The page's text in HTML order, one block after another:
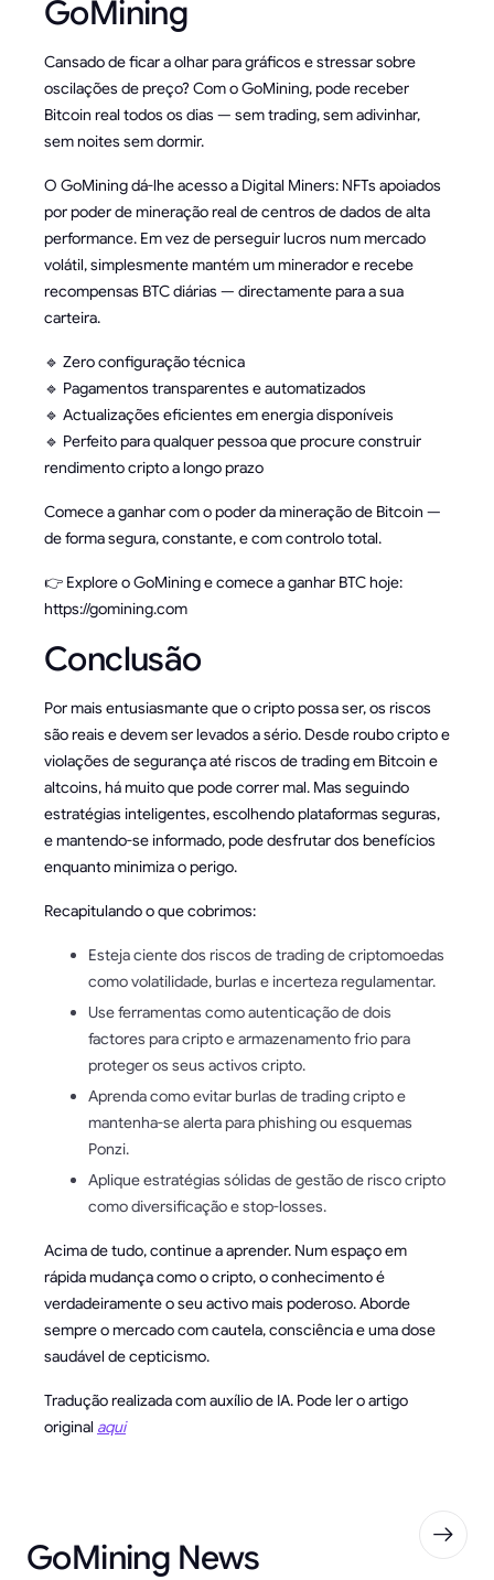
GoMining
Cansado de ficar a olhar para gráficos e stressar sobre
oscilações de preço? Com o GoMining, pode receber
Bitcoin real todos os dias — sem trading, sem adivinhar,
sem noites sem dormir.
O GoMining dá-lhe acesso a Digital Miners: NFTs apoiados
por poder de mineração real de centros de dados de alta
performance. Em vez de perseguir lucros num mercado
volátil, simplesmente mantém um minerador e recebe
recompensas BTC diárias — directamente para a sua
carteira.
🔹 Zero configuração técnica
🔹 Pagamentos transparentes e automatizados
🔹 Actualizações eficientes em energia disponíveis
🔹 Perfeito para qualquer pessoa que procure construir
rendimento cripto a longo prazo
Comece a ganhar com o poder da mineração de Bitcoin —
de forma segura, constante, e com controlo total.
👉 Explore o GoMining e comece a ganhar BTC hoje:
https://gomining.com
Conclusão
Por mais entusiasmante que o cripto possa ser, os riscos
são reais e devem ser levados a sério. Desde roubo cripto e
violações de segurança até riscos de trading em Bitcoin e
altcoins, há muito que pode correr mal. Mas seguindo
estratégias inteligentes, escolhendo plataformas seguras,
e mantendo-se informado, pode desfrutar dos benefícios
enquanto minimiza o perigo.
Recapitulando o que cobrimos:
Esteja ciente dos riscos de trading de criptomoedas
como volatilidade, burlas e incerteza regulamentar.
Use ferramentas como autenticação de dois
factores para cripto e armazenamento frio para
proteger os seus activos cripto.
Aprenda como evitar burlas de trading cripto e
mantenha-se alerta para phishing ou esquemas
Ponzi.
Aplique estratégias sólidas de gestão de risco cripto
como diversificação e stop-losses.
Acima de tudo, continue a aprender. Num espaço em
rápida mudança como o cripto, o conhecimento é
verdadeiramente o seu activo mais poderoso. Aborde
sempre o mercado com cautela, consciência e uma dose
saudável de cepticismo.
Tradução realizada com auxílio de IA. Pode ler o artigo
original aqui
GoMining News